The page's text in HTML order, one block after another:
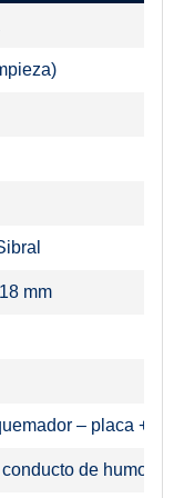
mm
– placa +
de humos